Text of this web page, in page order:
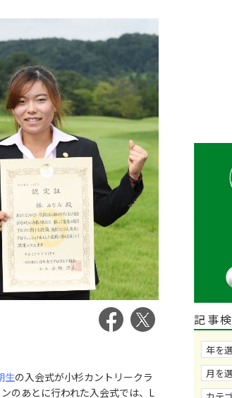
生の入会式が小杉カントリークラ
のあとに行われた入会式では、L
記事